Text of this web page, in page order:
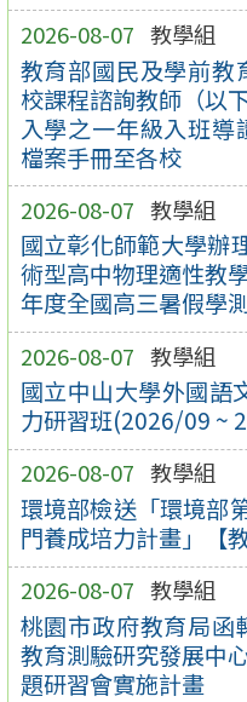
2026-08-07 教學組
教育部國民及學前教
校課程諮詢教師（以
入學之一年級入班導
檔案手冊至各校
2026-08-07 教學組
國立彰化師範大學辦
術型高中物理適性教
年度全國高三暑假學
2026-08-07 教學組
國立中山大學外國語
力研習班(2026/09 ~
2026-08-07 教學組
環境部檢送「環境部
門養成培力計畫」【
2026-08-07 教學組
桃園市政府教育局函
教育測驗研究發展中
題研習會實施計畫